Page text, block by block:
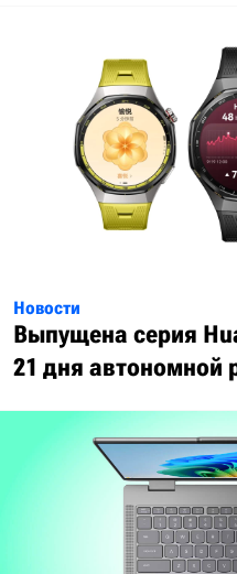
Новости
Выпущена серия
21 дня автономной